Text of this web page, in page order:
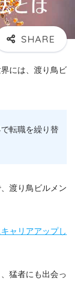
には、渡り鳥ビ
転職を繰り替
渡り鳥ビルメン
ャリアアップし
猛者にも出会っ